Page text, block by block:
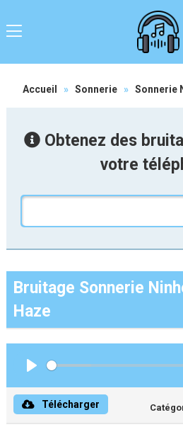
Accueil » Sonnerie » Sonnerie
Obtenez des
votre
Bruitage Sonnerie
Haze
Télécharger